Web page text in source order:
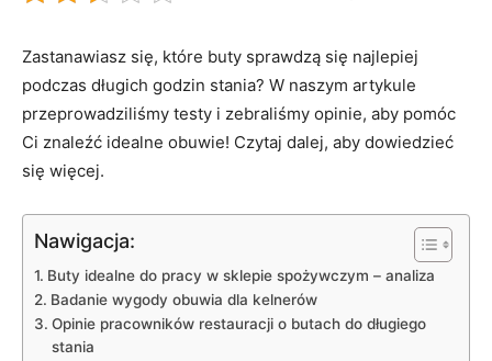
Zastanawiasz się, ⁤które⁤ buty ⁣sprawdzą się najlepiej
podczas długich godzin stania? W naszym⁢ artykule
przeprowadziliśmy testy i zebraliśmy opinie, aby pomóc‌
Ci⁢ znaleźć idealne obuwie! Czytaj dalej, aby dowiedzieć
się więcej.
Nawigacja:
Buty idealne do pracy w sklepie ‍spożywczym – analiza
Badanie wygody obuwia dla kelnerów
Opinie pracowników restauracji o‌ butach do długiego
stania